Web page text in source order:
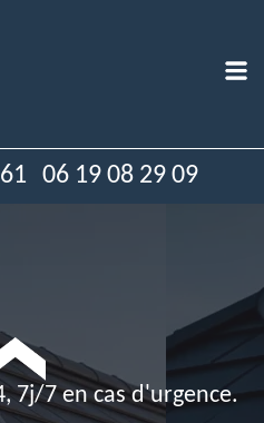
06 19 08 29 09
7j/7 en cas d'urgence.